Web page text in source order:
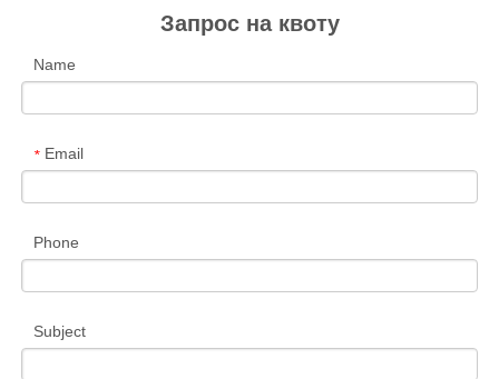
Запрос на квоту
Name
* Email
Phone
Subject